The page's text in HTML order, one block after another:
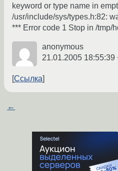
keyword or type name in
/usr/include/sys/types.h:82:
*** Error code 1 Stop in /tmp/
anonymous
21.01.2005 18:55:39
Ссылка
←